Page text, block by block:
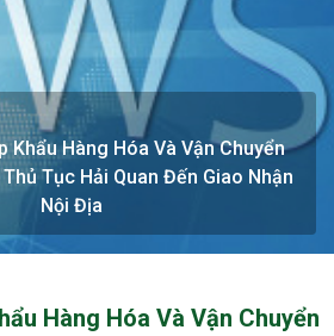
Khẩu Hàng Hóa Và Vận Chuyển
Tục Hải Quan Đến Giao Nhận
Nội Địa
Hàng Hóa Và Vận Chuyển